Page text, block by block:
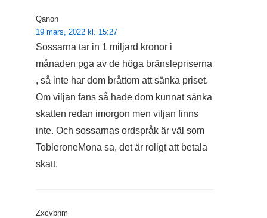
Qanon
19 mars, 2022 kl. 15:27
Sossarna tar in 1 miljard kronor i
månaden pga av de höga bränslepriserna
, så inte har dom bråttom att sänka priset.
Om viljan fans så hade dom kunnat sänka
skatten redan imorgon men viljan finns
inte. Och sossarnas ordspråk är väl som
TobleroneMona sa, det är roligt att betala
skatt.
Zxcvbnm